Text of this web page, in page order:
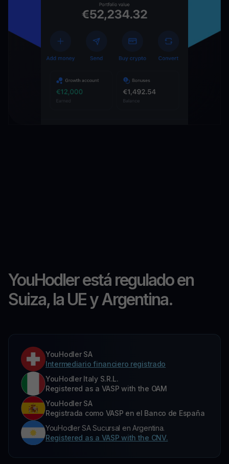
YouHodler está regulado en
Suiza, la UE y Argentina.
YouHodler SA
Intermediario financiero registrado
YouHodler Italy S.R.L.
Registered as a VASP with the OAM
YouHodler SA
Registrada como VASP en el Banco de España
YouHodler SA Sucursal en Argentina.
Registered as a VASP with the CNV.